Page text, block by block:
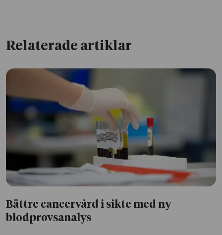
Relaterade artiklar
Bättre cancervård i sikte med ny
blodprovsanalys